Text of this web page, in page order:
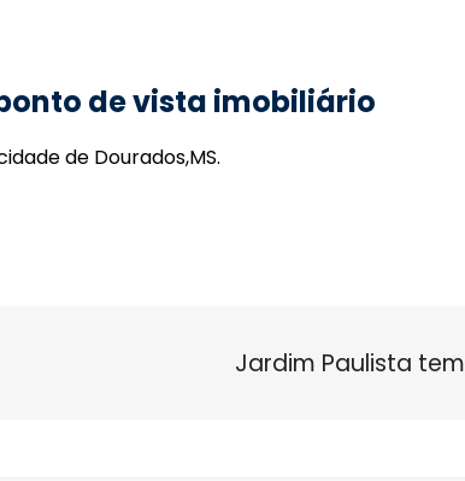
de vista imobiliário
de Dourados,MS.
Jardim Paulista tem